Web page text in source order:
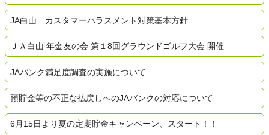
JA白山 カスタマーハラスメント対策基本方針
ＪＡ白山 年金友の会 第１8回グラウンドゴルフ大会 開催
JAバンク満足度調査の実施について
預貯金等の不正な払戻しへのJAバンクの対応について
6月15日より夏の定期貯金キャンペーン、スタート！！